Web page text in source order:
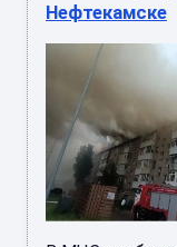
Нефтекамске